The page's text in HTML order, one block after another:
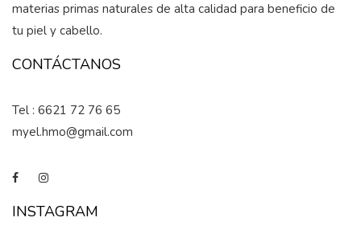
materias primas naturales de alta calidad para beneficio de
tu piel y cabello.
CONTÁCTANOS
Tel : 6621 72 76 65
myel.hmo@gmail.com
INSTAGRAM